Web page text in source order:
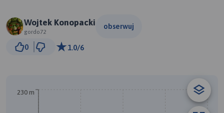
Wojtek Konopacki
gordo72
obserwuj
0 1.0/6
230 m